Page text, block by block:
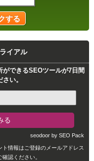
イアル
できるSEOツールが7日間
い。
seodoor by SEO Pack
情報はご登録のメールアドレス
認ください。